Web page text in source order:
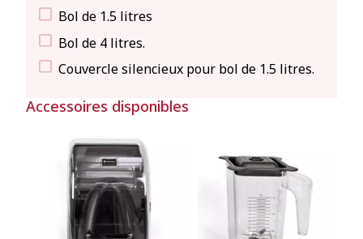
Bol de 1.5 litres
Bol de 4 litres.
Couvercle silencieux pour bol de 1.5 litres.
Accessoires disponibles